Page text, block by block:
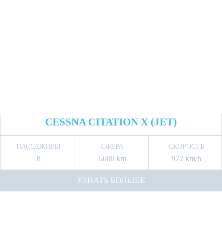
CESSNA CITATION X (JET)
ПАССАЖИРЫ
8
СФЕРА
5600 km
СКОРОСТЬ
972 km/h
УЗНАТЬ БОЛЬШЕ